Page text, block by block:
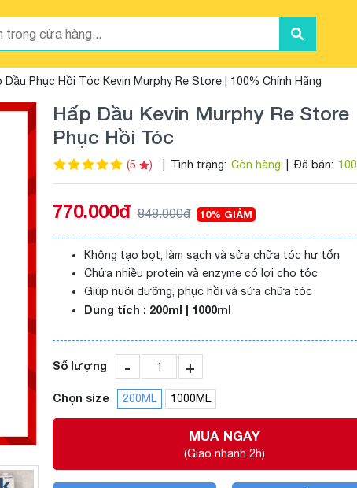
Dầu Phục Hồi Tóc Kevin Murphy Re Store | 100% Chính Hãng
Hấp Dầu Kevin Murphy Re Store
Phục Hồi Tóc
(5 ) Tình trạng: Còn hàng Đã bán: 100
770.000đ 848.000đ 10% GIẢM
Không tạo bọt, làm sạch và sửa chữa tóc hư tổn
Chứa nhiều protein và enzyme có lợi cho tóc
Giúp nuôi dưỡng, phục hồi và sửa chữa tóc
Dung tích : 200ml | 1000ml
Số lượng - +
Chọn size 200ML 1000ML
MUA NGAY
(Giao nhanh 2h)